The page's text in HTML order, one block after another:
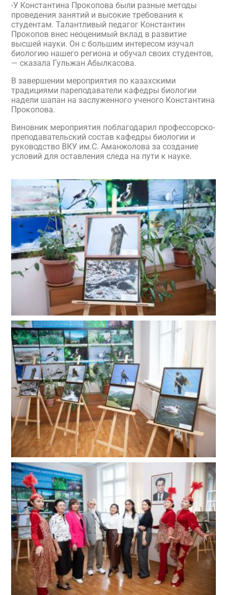
-У Константина Прокопова были разные методы
проведения занятий и высокие требования к
студентам. Талантливый педагог Константин
Прокопов внес неоценимый вклад в развитие
высшей науки. Он с большим интересом изучал
биологию нашего региона и обучал своих студентов,
— сказала Гульжан Абылкасова.
В завершении мероприятия по казахскими
традициями пареподаватели кафедры биологии
надели шапан на заслуженного ученого Константина
Прокопова.
Виновник мероприятия поблагодарил профессорско-
преподавательский состав кафедры биологии и
руководство ВКУ им.С. Аманжолова за создание
условий для оставления следа на пути к науке.